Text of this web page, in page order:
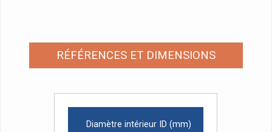
RÉFÉRENCES ET DIMENSIONS
Diamètre intérieur ID (mm)